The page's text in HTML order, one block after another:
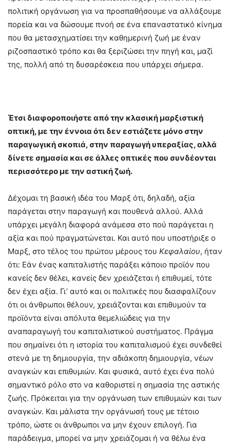
πολιτική οργάνωση για να προσπαθήσουμε να αλλάξουμε
πορεία και να δώσουμε πνοή σε ένα επαναστατικό κίνημα
που θα μετασχηματίσει την καθημερινή ζωή με έναν
ριζοσπαστικό τρόπο και θα ξεριζώσει την πηγή και, μαζί
της, πολλή από τη δυσαρέσκεια που υπάρχει σήμερα.
Έτσι διαφοροποιήστε από την κλασική μαρξιστική
οπτική, με την έννοια ότι δεν εστιάζετε μόνο στην
παραγωγική σκοπιά, στην παραγωγή υπεραξίας, αλλά
δίνετε σημασία και σε άλλες οπτικές που συνδέονται
περισσότερο με την αστική ζωή.
Δέχομαι τη βασική ιδέα του Μαρξ ότι, δηλαδή, αξία
παράγεται στην παραγωγή και πουθενά αλλού. Αλλά
υπάρχει μεγάλη διαφορά ανάμεσα στο πού παράγεται η
αξία και πού πραγματώνεται. Και αυτό που υποστήριξε ο
Μαρξ, στο τέλος του πρώτου μέρους του Κεφαλαίου, ήταν
ότι: Εάν ένας καπιταλιστής παράξει κάποιο προϊόν που
κανείς δεν θέλει, κανείς δεν χρειάζεται ή επιθυμεί, τότε
δεν έχει αξία. Γι’ αυτό και οι πολιτικές που διασφαλίζουν
ότι οι άνθρωποι θέλουν, χρειάζονται και επιθυμούν τα
προϊόντα είναι απόλυτα θεμελιώδεις για την
αναπαραγωγή του καπιταλιστικού συστήματος. Πράγμα
που σημαίνει ότι η ιστορία του καπιταλισμού έχει συνδεθεί
στενά με τη δημιουργία, την αδιάκοπη δημιουργία, νέων
αναγκών και επιθυμιών. Και φυσικά, αυτό έχει ένα πολύ
σημαντικό ρόλο στο να καθοριστεί η σημασία της αστικής
ζωής. Πρόκειται για την οργάνωση των επιθυμιών και των
αναγκών. Και μάλιστα την οργάνωσή τους με τέτοιο
τρόπο, ώστε οι άνθρωποι να μην έχουν επιλογή. Για
παράδειγμα, μπορεί να μην χρειάζομαι ή να θέλω ένα